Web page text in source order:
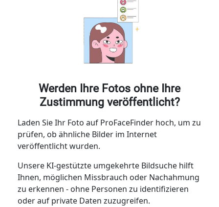
Werden Ihre Fotos ohne Ihre
Zustimmung veröffentlicht?
Laden Sie Ihr Foto auf ProFaceFinder hoch, um zu
prüfen, ob ähnliche Bilder im Internet
veröffentlicht wurden.
Unsere KI-gestützte umgekehrte Bildsuche hilft
Ihnen, möglichen Missbrauch oder Nachahmung
zu erkennen - ohne Personen zu identifizieren
oder auf private Daten zuzugreifen.